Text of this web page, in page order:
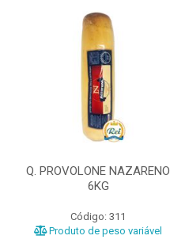
Q. PROVOLONE NAZARENO
6KG
Código: 311
Produto de peso variável